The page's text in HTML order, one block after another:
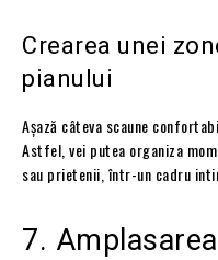
Crearea unei
pianului
Așază câteva scaune
Astfel, vei putea organiza
sau prietenii, într-un cadru
7.